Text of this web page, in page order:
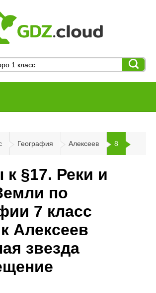
География Алексеев 8
§17. Реки и
по
7 класс
Алексеев
звезда